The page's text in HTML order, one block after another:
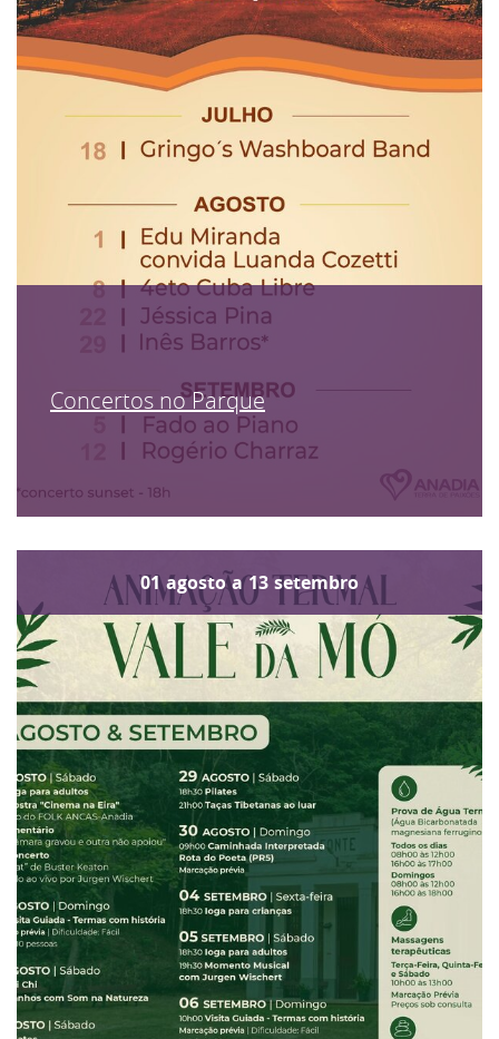
Concertos no Parque
01 agosto a 13 setembro